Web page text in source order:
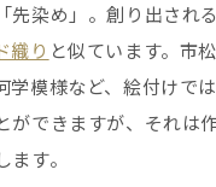
先染め」。創り出され
織り と似ています。市
学模様など、絵付けで
ができますが、それは
す。